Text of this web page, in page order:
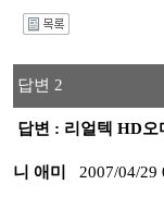
답변 2
답변 : 리얼텍 HD오
니 애미 2007/04/29